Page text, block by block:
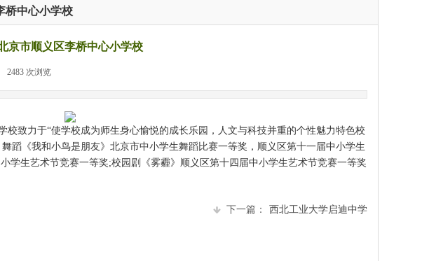
桥中心小学校
京市顺义区李桥中心小学校
2483 次浏览
致力于“使学校成为师生身心愉悦的成长乐园，人文与科技并重的个性魅力特色校
蹈《我和小鸟是朋友》北京市中小学生舞蹈比赛一等奖，顺义区第十一届中小学生
学生艺术节竞赛一等奖;校园剧《雾霾》顺义区第十四届中小学生艺术节竞赛一等奖
下一篇： 西北工业大学启迪中学